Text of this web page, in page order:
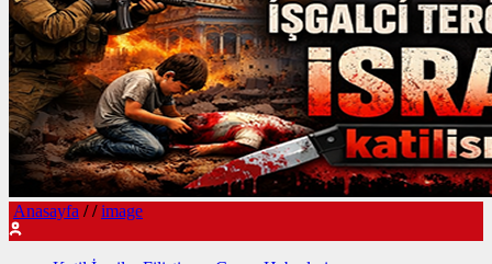
Anasayfa / / image